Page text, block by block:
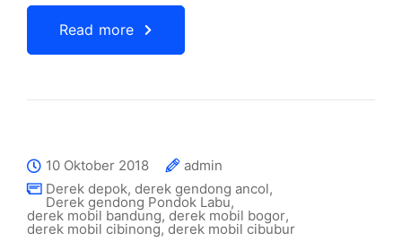
Read more
10 Oktober 2018
admin
Derek depok, derek gendong ancol,
Derek gendong Pondok Labu,
derek mobil bandung, derek mobil bogor,
derek mobil cibinong, derek mobil cibubur